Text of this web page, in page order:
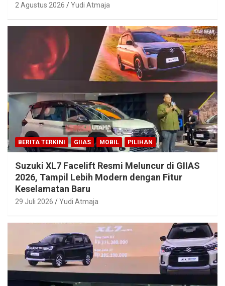
2 Agustus 2026 Yudi Atmaja
BERITA TERKINI GIIAS MOBIL PILIHAN
Suzuki XL7 Facelift Resmi Meluncur di GIIAS
2026, Tampil Lebih Modern dengan Fitur
Keselamatan Baru
29 Juli 2026 Yudi Atmaja